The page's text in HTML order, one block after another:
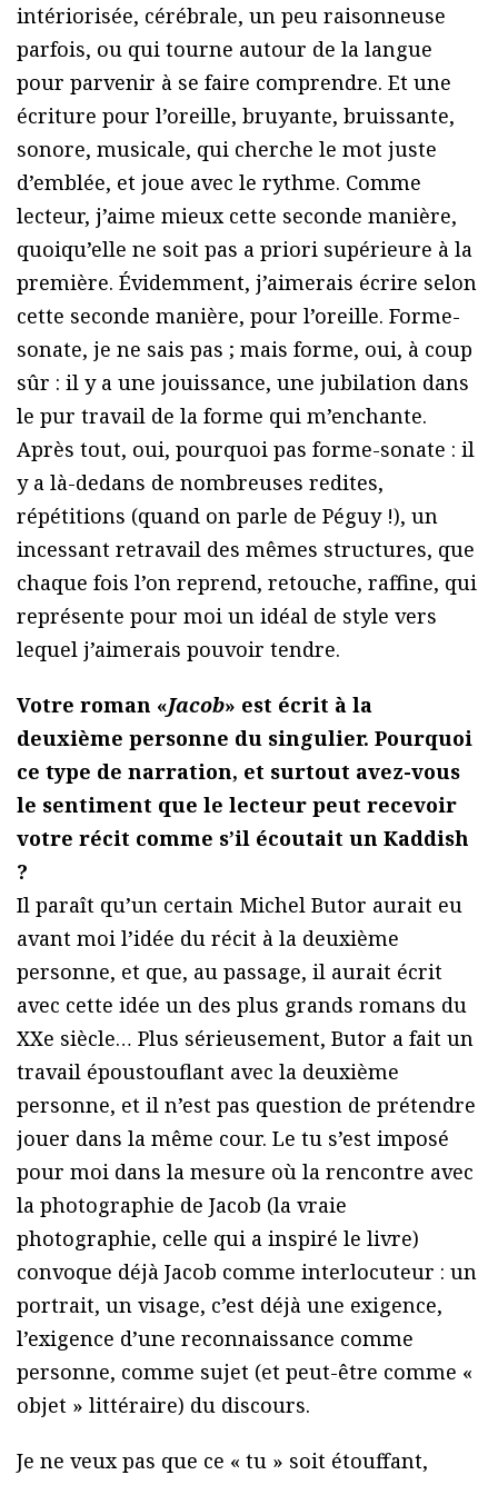
intériorisée, cérébrale, un peu raisonneuse
parfois, ou qui tourne autour de la langue
pour parvenir à se faire comprendre. Et une
écriture pour l’oreille, bruyante, bruissante,
sonore, musicale, qui cherche le mot juste
d’emblée, et joue avec le rythme. Comme
lecteur, j’aime mieux cette seconde manière,
quoiqu’elle ne soit pas a priori supérieure à la
première. Évidemment, j’aimerais écrire selon
cette seconde manière, pour l’oreille. Forme-
sonate, je ne sais pas ; mais forme, oui, à coup
sûr : il y a une jouissance, une jubilation dans
le pur travail de la forme qui m’enchante.
Après tout, oui, pourquoi pas forme-sonate : il
y a là-dedans de nombreuses redites,
répétitions (quand on parle de Péguy !), un
incessant retravail des mêmes structures, que
chaque fois l’on reprend, retouche, raffine, qui
représente pour moi un idéal de style vers
lequel j’aimerais pouvoir tendre.
Votre roman «Jacob» est écrit à la
deuxième personne du singulier. Pourquoi
ce type de narration, et surtout avez-vous
le sentiment que le lecteur peut recevoir
votre récit comme s’il écoutait un Kaddish
?
Il paraît qu’un certain Michel Butor aurait eu
avant moi l’idée du récit à la deuxième
personne, et que, au passage, il aurait écrit
avec cette idée un des plus grands romans du
XXe siècle… Plus sérieusement, Butor a fait un
travail époustouflant avec la deuxième
personne, et il n’est pas question de prétendre
jouer dans la même cour. Le tu s’est imposé
pour moi dans la mesure où la rencontre avec
la photographie de Jacob (la vraie
photographie, celle qui a inspiré le livre)
convoque déjà Jacob comme interlocuteur : un
portrait, un visage, c’est déjà une exigence,
l’exigence d’une reconnaissance comme
personne, comme sujet (et peut-être comme «
objet » littéraire) du discours.
Je ne veux pas que ce « tu » soit étouffant,